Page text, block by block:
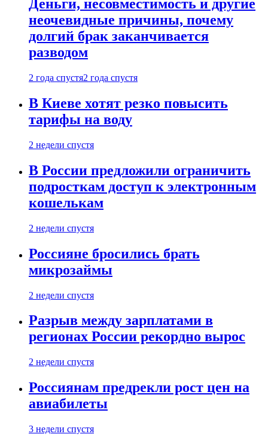
Деньги, несовместимость и другие
неочевидные причины, почему
долгий брак заканчивается
разводом
2 года спустя2 года спустя
В Киеве хотят резко повысить
тарифы на воду
2 недели спустя
В России предложили ограничить
подросткам доступ к электронным
кошелькам
2 недели спустя
Россияне бросились брать
микрозаймы
2 недели спустя
Разрыв между зарплатами в
регионах России рекордно вырос
2 недели спустя
Россиянам предрекли рост цен на
авиабилеты
3 недели спустя